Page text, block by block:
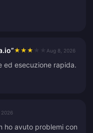
★ ★ ★ Aug 8, 2026
ed esecuzione rapida.
2026
ho avuto problemi con